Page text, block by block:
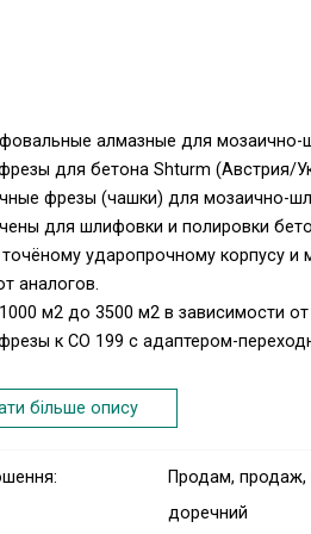
алмазные для
для бетона Shturm (Австрия/
фрезы (чашки) для мозаично-
для шлифовки и полировки
точёному ударопрочному корпусу
аналогов.
м2 до 3500 м2 в зависимости
к СО 199 с адаптером-
для шлифовальных машин по
центр осуществляет
машин фирмы Wirbel, Wolff,
части и расходные
більше опису
Продам,
доречний